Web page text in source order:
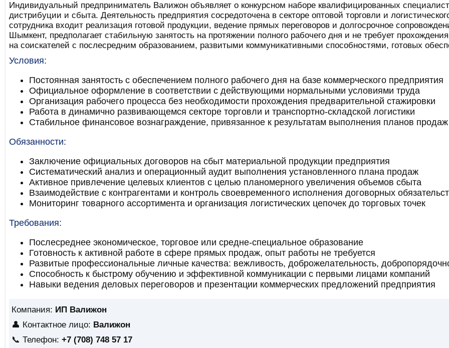
Индивидуальный предприниматель Валижон объявляет о конкурсном наборе квалифицированных
дистрибуции и сбыта. Деятельность предприятия сосредоточена в секторе оптовой торговли и
сотрудника входит реализация готовой продукции, ведение прямых переговоров и долгосрочное
Шымкент, предполагает стабильную занятость на протяжении полного рабочего дня и не требует
на соискателей с послесредним образованием, развитыми коммуникативными способностями, готовых
Условия:
Постоянная занятость с обеспечением полного рабочего дня на базе коммерческого предприятия
Официальное оформление в соответствии с действующими нормальными условиями труда
Организация рабочего процесса без необходимости прохождения предварительной стажировки
Работа в динамично развивающемся секторе торговли и транспортно-складской логистики
Стабильное финансовое вознаграждение, привязанное к результатам выполнения планов продаж
Обязанности:
Заключение официальных договоров на сбыт материальной продукции предприятия
Систематический анализ и операционный аудит выполнения установленного плана продаж
Активное привлечение целевых клиентов с целью планомерного увеличения объемов сбыта
Взаимодействие с контрагентами и контроль своевременного исполнения договорных
Мониторинг товарного ассортимента и организация логистических цепочек до торговых точек
Требования:
Послесреднее экономическое, торговое или средне-специальное образование
Готовность к активной работе в сфере прямых продаж, опыт работы не требуется
Развитые профессиональные личные качества: вежливость, доброжелательность,
Способность к быстрому обучению и эффективной коммуникации с первыми лицами компаний
Навыки ведения деловых переговоров и презентации коммерческих предложений предприятия
Компания: ИП Валижон
👤 Контактное лицо: Валижон
📞 Телефон: +7 (708) 748 57 17